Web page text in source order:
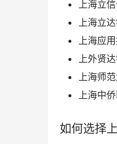
上海立
上海立
上海应
上外贤
上海师
上海中
如何选择